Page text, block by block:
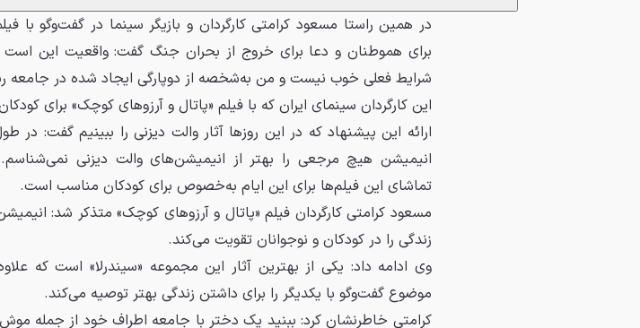
در همین راستا مسعود کرامتی کارگردان و بازیگر سینما در گفت‌وگو با
برای هموطنان و دعا برای خروج از بحران جنگ گفت: واقعیت این
شرایط فعلی خوب نیست و من به‌شخصه از دوپارگی ایجاد شده در جامعه
این کارگردان سینمای ایران که با فیلم «پاتال و آرزوهای کوچک» برای کودکان
ارائه این پیشنهاد که در این روزها آثار والت دیزنی را ببینیم گفت:
انیمیشن هیچ مرجعی را بهتر از انیمیشن‌های والت دیزنی
تماشای این فیلم‌ها برای این ایام به‌خصوص برای کودکان مناسب است.
مسعود کرامتی کارگردان فیلم «پاتال و آرزوهای کوچک» متذکر شد:
زندگی را در کودکان و نوجوانان تقویت می‌کند.
وی ادامه داد: یکی از بهترین آثار این مجموعه «سیندرلا» است که
موضوع گفت‌وگو با یکدیگر را برای داشتن زندگی بهتر توصیه می‌کند.
کرامتی خاطرنشان کرد: ببنید یک دختر با جامعه اطراف خود از جمله